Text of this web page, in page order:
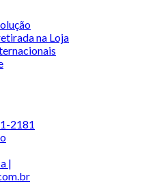
na Loja
2181
|